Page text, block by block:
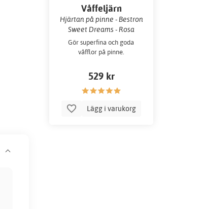
Våffeljärn
Hjärtan på pinne - Bestron
Sweet Dreams - Rosa
Gör superfina och goda
våfflor på pinne.
529 kr
Lägg i varukorg